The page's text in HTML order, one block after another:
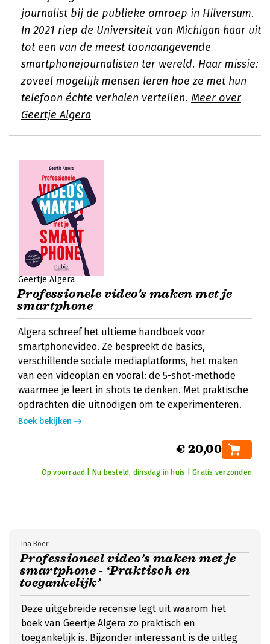
journalist bij de publieke omroep in Hilversum.
In 2021 riep de Universiteit van Michigan haar uit
tot een van de meest toonaangevende
smartphonejournalisten ter wereld. Haar missie:
zoveel mogelijk mensen leren hoe ze met hun
telefoon échte verhalen vertellen. Meer over
Geertje Algera
Geertje Algera
Professionele video's maken met je
smartphone
Algera schreef het ultieme handboek voor
smartphonevideo. Ze bespreekt de basics,
verschillende sociale mediaplatforms, het maken
van een videoplan en vooral: de 5-shot-methode
waarmee je leert in shots te denken. Met praktische
opdrachten die uitnodigen om te experimenteren.
Boek bekijken
€ 20,00
Op voorraad | Nu besteld, dinsdag in huis | Gratis verzonden
Professioneel video’s maken met je
smartphone - ‘Praktisch en
toegankelijk’
Ina Boer
Deze uitgebreide recensie legt uit waarom het
boek van Geertje Algera zo praktisch en
toegankelijk is. Bijzonder interessant is de uitleg